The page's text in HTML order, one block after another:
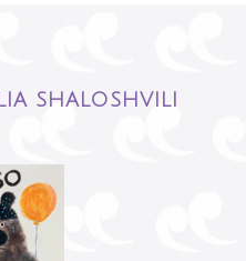
SHALOSHVILI